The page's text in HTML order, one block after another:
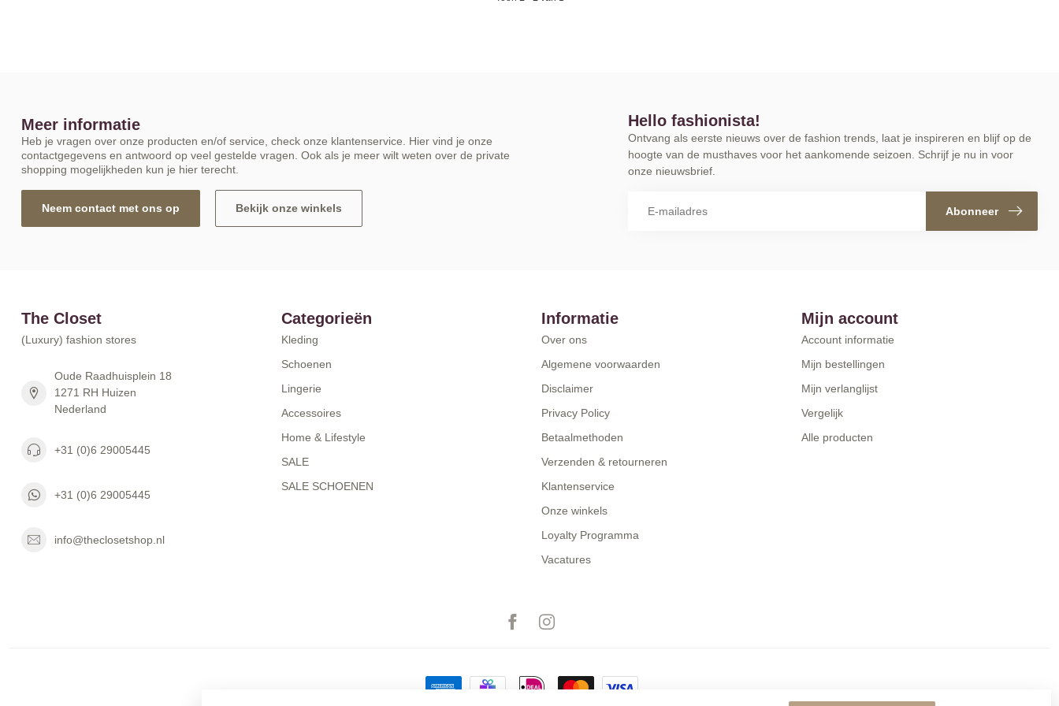
Meer informatie
Heb je vragen over onze producten en/of service, check onze klantenservice. Hier vind je onze
contactgegevens en antwoord op veel gestelde vragen. Ook als je meer wilt weten over de private
shopping mogelijkheden kun je hier terecht.
Neem contact met ons op Bekijk onze winkels
Hello fashionista!
Ontvang als eerste nieuws over de fashion trends, laat je inspireren en blijf op de
hoogte van de musthaves voor het aankomende seizoen. Schrijf je nu in voor
onze nieuwsbrief.
Abonneer
The Closet
(Luxury) fashion stores
Oude Raadhuisplein 18
1271 RH Huizen
Nederland
+31 (0)6 29005445
+31 (0)6 29005445
info@theclosetshop.nl
Categorieën
Kleding
Schoenen
Lingerie
Accessoires
Home & Lifestyle
SALE
SALE SCHOENEN
Informatie
Over ons
Algemene voorwaarden
Disclaimer
Privacy Policy
Betaalmethoden
Verzenden & retourneren
Klantenservice
Onze winkels
Loyalty Programma
Vacatures
Mijn account
Account informatie
Mijn bestellingen
Mijn verlanglijst
Vergelijk
Alle producten